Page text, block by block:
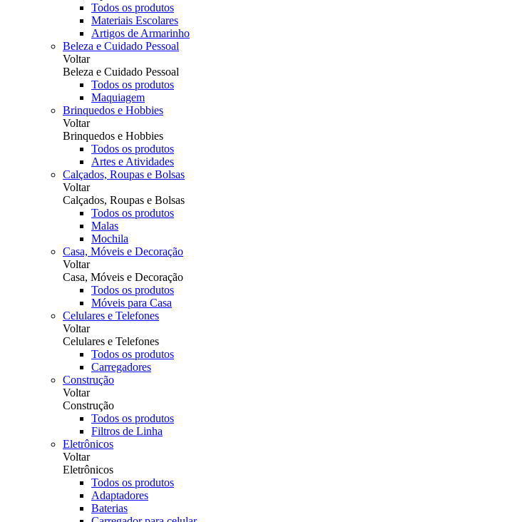
Todos os produtos
Materiais Escolares
Artigos de Armarinho
Beleza e Cuidado Pessoal
Voltar
Beleza e Cuidado Pessoal
Todos os produtos
Maquiagem
Brinquedos e Hobbies
Voltar
Brinquedos e Hobbies
Todos os produtos
Artes e Atividades
Calçados, Roupas e Bolsas
Voltar
Calçados, Roupas e Bolsas
Todos os produtos
Malas
Mochila
Casa, Móveis e Decoração
Voltar
Casa, Móveis e Decoração
Todos os produtos
Móveis para Casa
Celulares e Telefones
Voltar
Celulares e Telefones
Todos os produtos
Carregadores
Construção
Voltar
Construção
Todos os produtos
Filtros de Linha
Eletrônicos
Voltar
Eletrônicos
Todos os produtos
Adaptadores
Baterias